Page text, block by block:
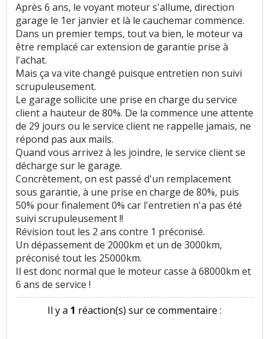
Après 6 ans, le voyant moteur s'allume, direction
garage le 1er janvier et là le cauchemar commence.
Dans un premier temps, tout va bien, le moteur va
être remplacé car extension de garantie prise à
l'achat.
Mais ça va vite changé puisque entretien non suivi
scrupuleusement.
Le garage sollicite une prise en charge du service
client a hauteur de 80%. De la commence une attente
de 29 jours ou le service client ne rappelle jamais, ne
répond pas aux mails.
Quand vous arrivez à les joindre, le service client se
décharge sur le garage.
Concrètement, on est passé d'un remplacement
sous garantie, à une prise en charge de 80%, puis
50% pour finalement 0% car l'entretien n'a pas été
suivi scrupuleusement !!
Révision tout les 2 ans contre 1 préconisé.
Un dépassement de 2000km et un de 3000km,
préconisé tout les 25000km.
Il est donc normal que le moteur casse à 68000km et
6 ans de service !
Il y a 1 réaction(s) sur ce commentaire :